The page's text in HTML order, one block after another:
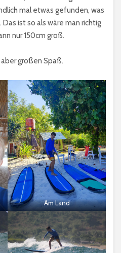
mal etwas gefunden, was
ist so als wäre man richtig
nur 150cm groß.
großen Spaß.
Am Land